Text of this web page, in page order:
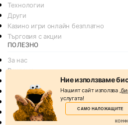
Технологии
Други
Казино игри онлайн безплатно
Търговия с акции
ПОЛЕЗНО
За нас
Реклама
Условия за споделяне
Политика за поверителснот
Политика на Бисквитките
Контакти
Ние използваме
Нашият сайт използва
услугата!
САМО НАЛОЖАЩИТЕ